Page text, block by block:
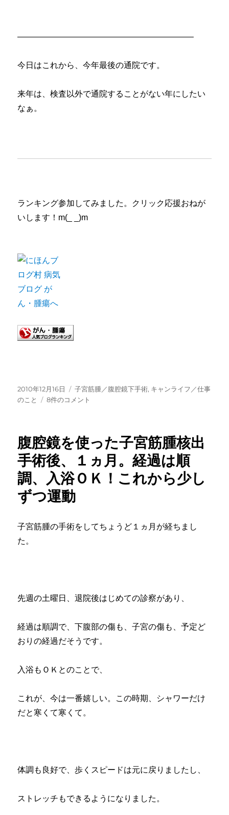
—————————————————————–
今日はこれから、今年最後の通院です。
来年は、検査以外で通院することがない年にしたい
なぁ。
ランキング参加してみました。クリック応援おねが
いします！m(_ _)m
投
稿
2010年12月16日
カ
テ
子宮筋腫／腹腔鏡下手術, キャンライフ／仕事
のこと
子
核
出
手
術
後
の
激
れ
嬉
い！
術
よ
か
8件のコメント
腹腔鏡を使った子宮筋腫核出
手術後、１ヵ月。経過は順
調、入浴ＯＫ！これから少し
ずつ運動
子宮筋腫の手術をしてちょうど１ヵ月が経ちまし
た。
先週の土曜日、退院後はじめての診察があり、
経過は順調で、下腹部の傷も、子宮の傷も、予定ど
おりの経過だそうです。
入浴もＯＫとのことで、
これが、今は一番嬉しい。この時期、シャワーだけ
だと寒くて寒くて。
体調も良好で、歩くスピードは元に戻りましたし、
ストレッチもできるようになりました。